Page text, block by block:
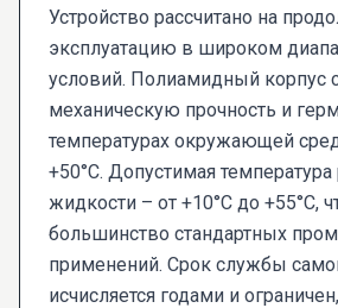
Устройство рассчитано на
эксплуатацию в широком
условий. Полиамидный корпус
механическую прочность и
температурах окружающей
+50°С. Допустимая температура
жидкости – от +10°С до +55°С,
большинство стандартных
применений. Срок службы
исчисляется годами и